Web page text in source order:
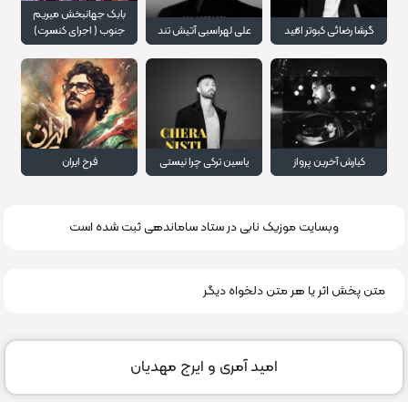
گرشا رضائی کبوتر امّید علی لهراسبی آتیش تند
بابک جهانبخش میریم
جنوب ( اجرای کنسرت)
کیارش آخرین پرواز یاسین ترکی چرا نیستی فرخ ایران
وبسایت موزیک نابی در ستاد ساماندهی ثبت شده است
متن پخش اثر یا هر متن دلخواه دیگر
امید آمری و ایرج مهدیان